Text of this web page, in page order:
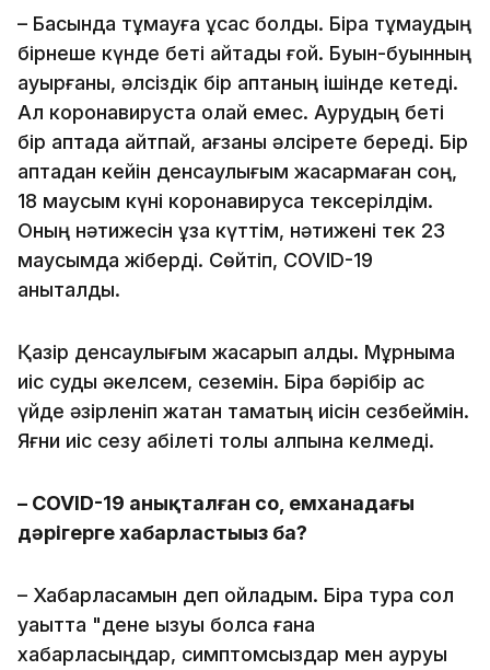
– Басында тұмауға ұқсас болды. Бірақ тұмаудың
бірнеше күнде беті қайтады ғой. Буын-буынның
ауырғаны, әлсіздік бір аптаның ішінде кетеді.
Ал коронавируста олай емес. Аурудың беті
бір аптада қайтпай, ағзаны әлсірете береді. Бір
аптадан кейін денсаулығым жақсармаған соң,
18 маусым күні коронавирусқа тексерілдім.
Оның нәтижесін ұзақ күттім, нәтижені тек 23
маусымда жіберді. Сөйтіп, COVID-19
анықталды.
Қазір денсаулығым жақсарып қалды. Мұрныма
иіс суды әкелсем, сеземін. Бірақ бәрібір ас
үйде әзірленіп жатқан тамақтың иісін сезбеймін.
Яғни иіс сезу қабілеті толық қалпына келмеді.
– COVID-19 анықталған соң, емханадағы
дәрігерге хабарластыңыз ба?
– Хабарласамын деп ойладым. Бірақ тура сол
уақытта "дене қызуы болса ғана
хабарласыңдар, симптомсыздар мен ауруы